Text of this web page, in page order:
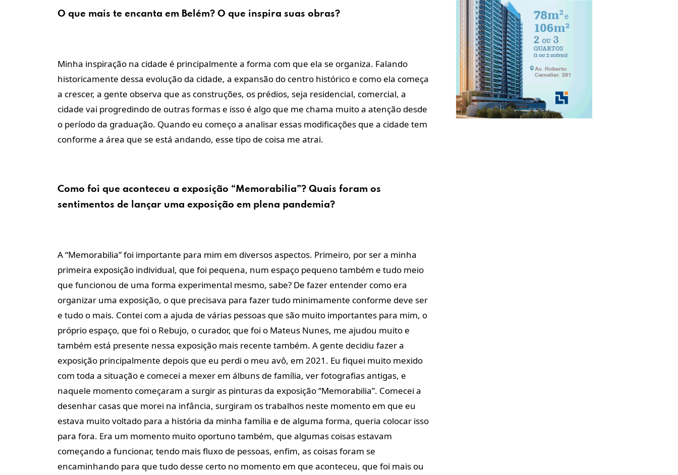
O que mais te encanta em Belém? O que inspira suas obras?
Minha inspiração na cidade é principalmente a forma com que ela se organiza. Falando
historicamente dessa evolução da cidade, a expansão do centro histórico e como ela começa
a crescer, a gente observa que as construções, os prédios, seja residencial, comercial, a
cidade vai progredindo de outras formas e isso é algo que me chama muito a atenção desde
o período da graduação. Quando eu começo a analisar essas modificações que a cidade tem
conforme a área que se está andando, esse tipo de coisa me atrai.
Como foi que aconteceu a exposição “Memorabilia”? Quais foram os
sentimentos de lançar uma exposição em plena pandemia?
A “Memorabilia” foi importante para mim em diversos aspectos. Primeiro, por ser a minha
primeira exposição individual, que foi pequena, num espaço pequeno também e tudo meio
que funcionou de uma forma experimental mesmo, sabe? De fazer entender como era
organizar uma exposição, o que precisava para fazer tudo minimamente conforme deve ser
e tudo o mais. Contei com a ajuda de várias pessoas que são muito importantes para mim, o
próprio espaço, que foi o Rebujo, o curador, que foi o Mateus Nunes, me ajudou muito e
também está presente nessa exposição mais recente também. A gente decidiu fazer a
exposição principalmente depois que eu perdi o meu avô, em 2021. Eu fiquei muito mexido
com toda a situação e comecei a mexer em álbuns de família, ver fotografias antigas, e
naquele momento começaram a surgir as pinturas da exposição “Memorabilia”. Comecei a
desenhar casas que morei na infância, surgiram os trabalhos neste momento em que eu
estava muito voltado para a história da minha família e de alguma forma, queria colocar isso
para fora. Era um momento muito oportuno também, que algumas coisas estavam
começando a funcionar, tendo mais fluxo de pessoas, enfim, as coisas foram se
encaminhando para que tudo desse certo no momento em que aconteceu, que foi mais ou